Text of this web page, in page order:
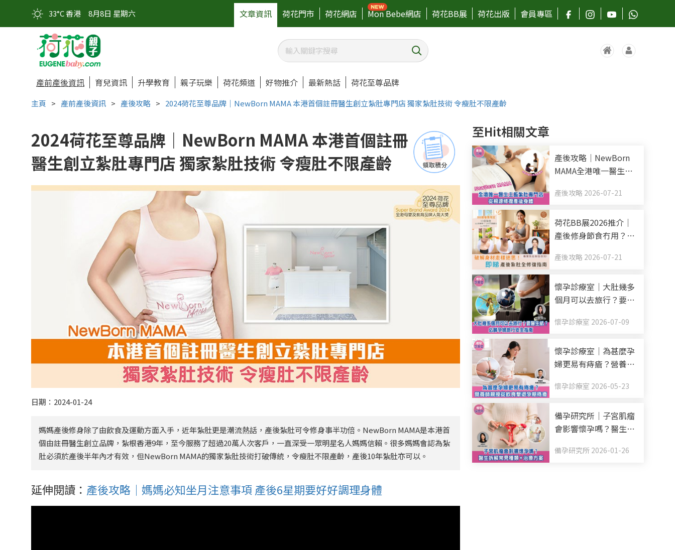
33°C 香港 8月8日 星期六 文章資訊 荷花門市 荷花網店 Mon Bebe網店 荷花BB展 荷花出版 會員專區
產前產後資訊 育兒資訊 升學教育 親子玩樂 荷花頻道 好物推介 最新熱話 荷花至尊品牌
主頁 > 產前產後資訊 > 產後攻略 > 2024荷花至尊品牌｜NewBorn MAMA 本港首個註冊醫生創立紮肚專門店 獨家紮肚技術 令瘦肚不限產齡
2024荷花至尊品牌｜NewBorn MAMA 本港首個註冊
醫生創立紮肚專門店 獨家紮肚技術 令瘦肚不限產齡
日期：2024-01-24
媽媽產後修身除了由飲食及運動方面入手，近年紮肚更是潮流熱話，產後紮肚可令修身事半功倍。NewBorn MAMA是本港首
個由註冊醫生創立品牌，紮根香港9年，至今服務了超過20萬人次客戶，一直深受一眾明星名人媽媽信賴。很多媽媽會認為紮
肚必須於產後半年內才有效，但NewBorn MAMA的獨家紮肚技術打破傳統，令瘦肚不限產齡，產後10年紮肚亦可以。
延伸閱讀： 產後攻略｜媽媽必知坐月注意事項 產後6星期要好好調理身體
至Hit相關文章
產後攻略｜NewBorn
MAMA全港唯一醫生主
10天全效療程 從根源修
產後攻略 2026-07-21
荷花BB展2026推介｜
產後修身節食冇用？破
紥肚+中醫調理全修復
產後攻略 2026-07-21
懷孕診療室｜大肚幾多
個月可以去旅行？要醫
全指南
懷孕診療室 2026-07-09
懷孕診療室｜為甚麼孕
婦更易有痔瘡？營養師
瘡
懷孕診療室 2026-05-23
備孕研究所｜子宮肌瘤
會影響懷孕嗎？醫生拆
備孕研究所 2026-01-26